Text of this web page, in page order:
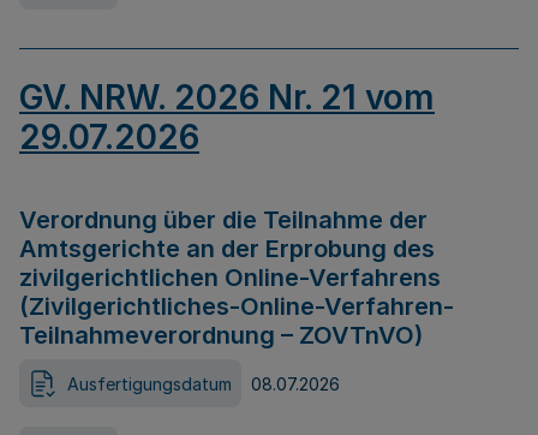
GV. NRW. 2026 Nr. 21 vom
29.07.2026
Verordnung über die Teilnahme der
Amtsgerichte an der Erprobung des
zivilgerichtlichen Online-Verfahrens
(Zivilgerichtliches-Online-Verfahren-
Teilnahmeverordnung – ZOVTnVO)
Ausfertigungsdatum 08.07.2026